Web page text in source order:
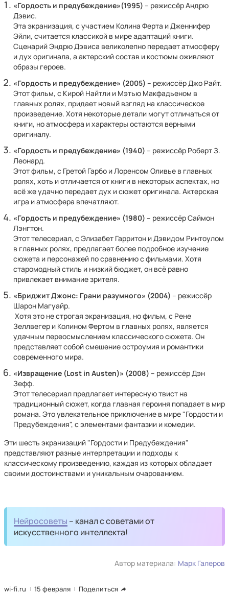
«Гордость и предубеждение»(1995) – режиссёр Андрю
Дэвис.
Эта экранизация, с участием Колина Ферта и Дженнифер
Эйли, считается классикой в мире адаптаций книги.
Сценарий Эндрю Дэвиса великолепно передает атмосферу
и дух оригинала, а актерский состав и костюмы оживляют
образы героев.
«Гордость и предубеждение» (2005) – режиссёр Джо Райт.
Этот фильм, с Кирой Найтли и Мэтью Макфадьеном в
главных ролях, придает новый взгляд на классическое
произведение. Хотя некоторые детали могут отличаться от
книги, но атмосфера и характеры остаются верными
оригиналу.
«Гордость и предубеждение» (1940) – режиссёр Роберт З.
Леонард.
Этот фильм, с Гретой Гарбо и Лоренсом Оливье в главных
ролях, хоть и отличается от книги в некоторых аспектах, но
всё же удачно передает дух и сюжет оригинала. Актерская
игра и атмосфера впечатляют.
«Гордость и предубеждение» (1980) – режиссёр Саймон
Лэнгтон.
Этот телесериал, с Элизабет Гарритон и Дэвидом Ринтоулом
в главных ролях, предлагает более подробное изучение
сюжета и персонажей по сравнению с фильмами. Хотя
старомодный стиль и низкий бюджет, он всё равно
привлекает внимание зрителя.
«Бриджит Джонс: Грани разумного» (2004) – режиссёр
Шарон Магуайр.
Хотя это не строгая экранизация, но фильм, с Рене
Зеллвегер и Колином Фертом в главных ролях, является
удачным переосмыслением классического сюжета. Он
представляет собой смешение остроумия и романтики
современного мира.
«Извращение (Lost in Austen)» (2008) – режиссёр Дэн
Зефф.
Этот телесериал предлагает интересную твист на
традиционный сюжет, когда главная героиня попадает в мир
романа. Это увлекательное приключение в мире "Гордости и
Предубеждения", с элементами фантазии и комедии.
Эти шесть экранизаций "Гордости и Предубеждения"
представляют разные интерпретации и подходы к
классическому произведению, каждая из которых обладает
своими достоинствами и уникальным очарованием.
Нейросоветы – канал с советами от
искусственного интеллекта!
Автор материала: Марк Галеров
wi-fi.ru 15 февраля Поделиться